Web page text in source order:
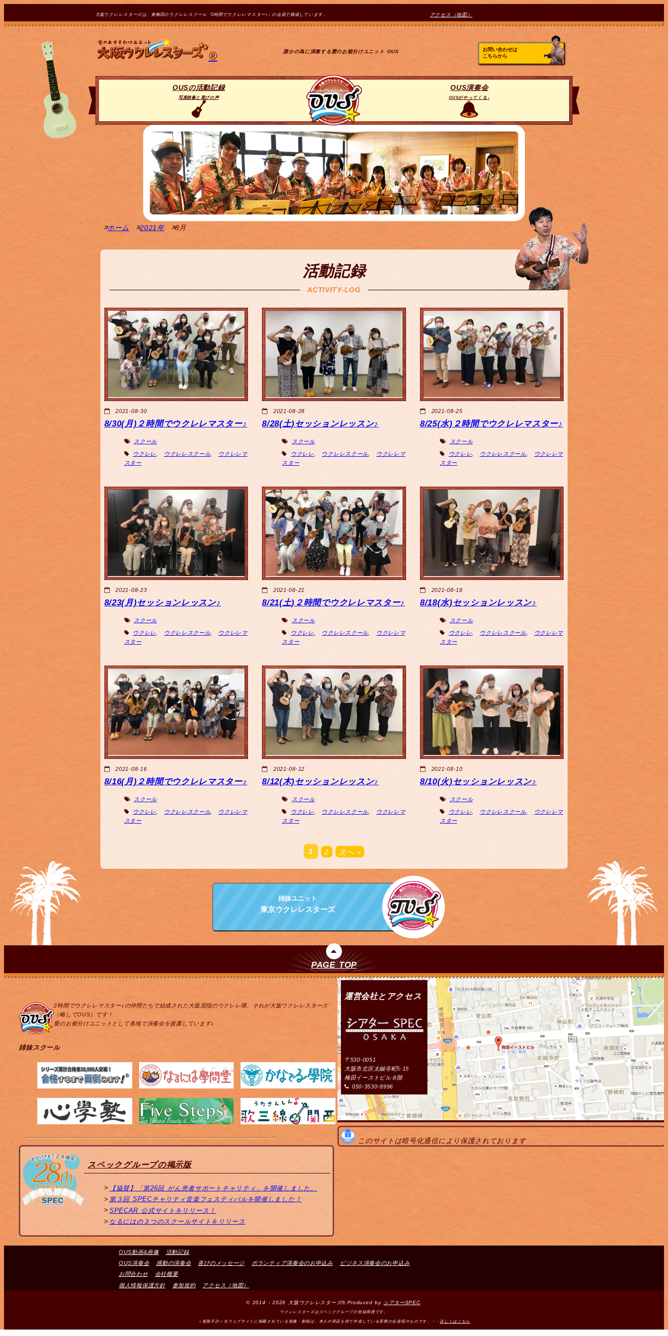
大阪ウクレレスターズは、東梅田のウクレレスクール『2時間でウクレレマスター♪』の会員で構成しています。 アクセス（地図）
® 誰かの為に演奏する愛のお裾分けユニット OUS
お問い合わせは
こちらから
OUSの活動記録
写真映像と喜びの声
OUS演奏会
OUSがやってくる♪
ホーム 2021年 8月
活動記録
ACTIVITY-LOG
2021-08-30
8/30(月)２時間でウクレレマスター♪
スクール
ウクレレ ウクレレスクール,
ウクレレマ
スター
2021-08-28
8/28(土)セッションレッスン♪
スクール
ウクレレ ウクレレスクール
ウクレレマ
スター
2021-08-25
8/25(水)２時間でウクレレマスター♪
スクール
ウクレレ ウクレレスクール,
ウクレレマ
スター
2021-08-23
8/23(月)セッションレッスン♪
スクール
ウクレレ ウクレレスクール,
ウクレレマ
スター
2021-08-21
8/21(土)２時間でウクレレマスター♪
スクール
ウクレレ ウクレレスクール
ウクレレマ
スター
2021-08-18
8/18(水)セッションレッスン♪
スクール
ウクレレ ウクレレスクール,
ウクレレマ
スター
2021-08-16
8/16(月)２時間でウクレレマスター♪
スクール
ウクレレ ウクレレスクール,
ウクレレマ
スター
2021-08-12
8/12(木)セッションレッスン♪
スクール
ウクレレ ウクレレスクール
ウクレレマ
スター
2021-08-10
8/10(火)セッションレッスン♪
スクール
ウクレレ ウクレレスクール,
ウクレレマ
スター
1 2 次へ »
姉妹ユニット
東京ウクレレスターズ
PAGE TOP
2時間でウクレレマスター♪の仲間たちで結成された大阪屈指のウクレレ隊。それが大阪ウクレレスターズ
（略してOUS）です！
愛のお裾分けユニットとして各地で演奏会を披露しています♪
姉妹スクール
スペックグループの掲示版
【協賛】「第26回 がん患者サポートチャリティ」を開催しました。
第３回 SPECチャリティ音楽フェスティバルを開催しました！
SPECAR 公式サイトをリリース！
なるにはの３つのスクールサイトをリリース
運営会社とアクセス
〒530-0051
大阪市北区太融寺町5-15
梅田イーストビル８階
050-3530-8996
このサイトは暗号化通信により保護されております
OUS動画&画像
活動記録
OUS演奏会
感動の演奏会 喜びのメッセージ ボランティア演奏会のお申込み
ビジネス演奏会のお申込み
お問合わせ
会社概要
個人情報保護方針
参加規約 アクセス（地図）
© 2014 - 2026 大阪ウクレレスターズ®.Produced by シアターSPEC.
ウクレレスターズはスペックグループの登録商標です。
＜複製不許＞当ウェブサイトに掲載されている画像・動画は、本人の承諾を得て作成している実際の会員様のものです。・・詳しくはこちら